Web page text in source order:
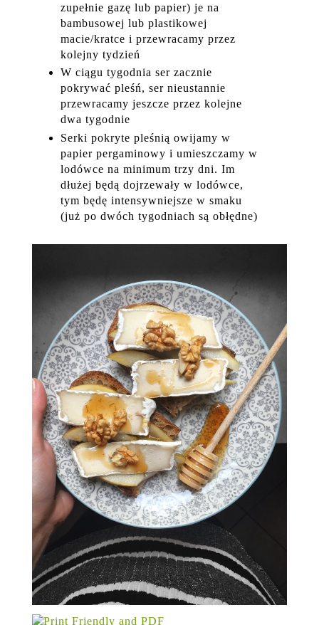
zupełnie gazę lub papier) je na
bambusowej lub plastikowej
macie/kratce i przewracamy przez
kolejny tydzień
W ciągu tygodnia ser zacznie
pokrywać pleśń, ser nieustannie
przewracamy jeszcze przez kolejne
dwa tygodnie
Serki pokryte pleśnią owijamy w
papier pergaminowy i umieszczamy w
lodówce na minimum trzy dni. Im
dłużej będą dojrzewały w lodówce,
tym będę intensywniejsze w smaku
(już po dwóch tygodniach są obłędne)